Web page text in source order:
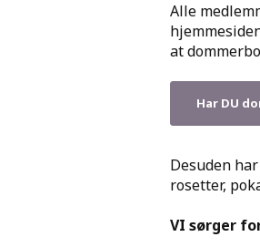
Alle
at
Har DU
Desuden
rosetter,
VI sørger